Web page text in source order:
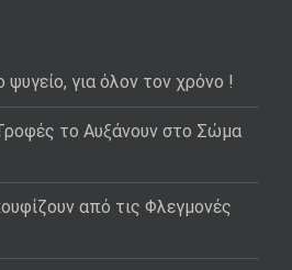
για όλον τον χρόνο !
το Αυξάνουν στο Σώμα
από τις Φλεγμονές